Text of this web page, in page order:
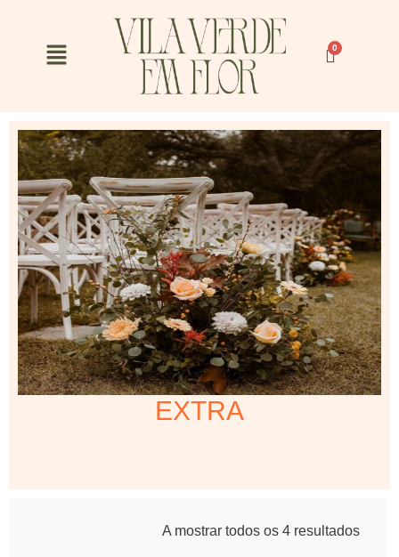
EXTRA
A mostrar todos os 4 resultados